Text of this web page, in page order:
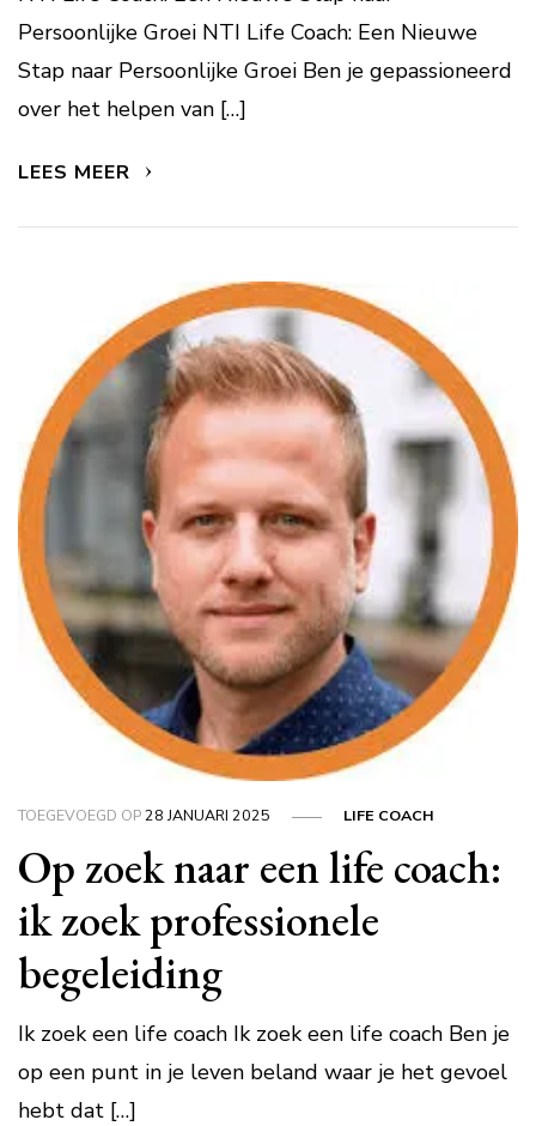
Persoonlijke Groei NTI Life Coach: Een Nieuwe
Stap naar Persoonlijke Groei Ben je gepassioneerd
over het helpen van […]
LEES MEER
TOEGEVOEGD OP28 JANUARI 2025 LIFE COACH
Op zoek naar een life coach:
ik zoek professionele
begeleiding
Ik zoek een life coach Ik zoek een life coach Ben je
op een punt in je leven beland waar je het gevoel
hebt dat […]